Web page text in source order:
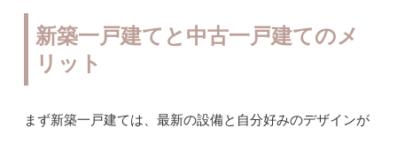
新築一戸建てと中古一戸建てのメ
リット
まず新築一戸建ては、最新の設備と自分好みのデザインが